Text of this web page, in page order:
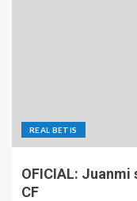
REAL BETIS
OFICIAL:
CF